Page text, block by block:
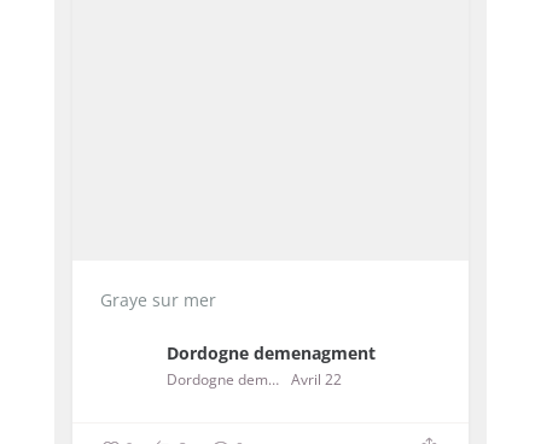
Graye sur mer
Dordogne demenagment
Dordogne demenagment Avril 22